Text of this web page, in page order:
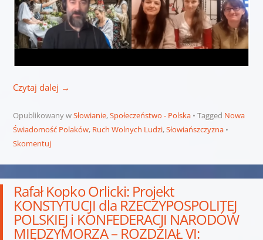
Czytaj dalej →
Opublikowany wSłowianie,Społeczeństwo - Polska Tagged Nowa
Świadomość Polaków, Ruch Wolnych Ludzi,Słowiańszczyzna
Skomentuj
Rafał Kopko Orlicki: Projekt
KONSTYTUCJI dla RZECZYPOSPOLITEJ
POLSKIEJ i KONFEDERACJI NARODÓW
MIĘDZYMORZA – ROZDZIAŁ VI: